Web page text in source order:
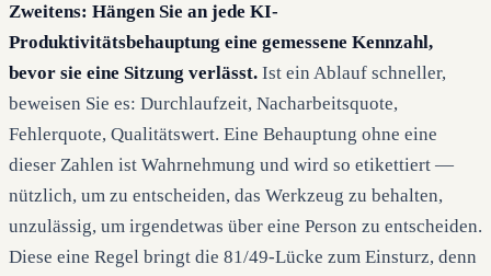
Zweitens: Hängen Sie an jede KI-
Produktivitätsbehauptung eine gemessene Kennzahl,
bevor sie eine Sitzung verlässt. Ist ein Ablauf schneller,
beweisen Sie es: Durchlaufzeit, Nacharbeitsquote,
Fehlerquote, Qualitätswert. Eine Behauptung ohne eine
dieser Zahlen ist Wahrnehmung und wird so etikettiert —
nützlich, um zu entscheiden, das Werkzeug zu behalten,
unzulässig, um irgendetwas über eine Person zu entscheiden.
Diese eine Regel bringt die 81/49-Lücke zum Einsturz, denn